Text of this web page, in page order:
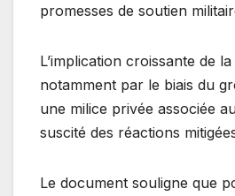
promesses de soutien
L’implication croissante de la
notamment par le biais du
une milice privée associée
suscité des réactions
Le document souligne que